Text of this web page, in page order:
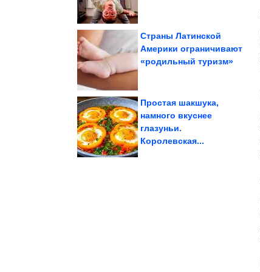
Простой маринад, после
получается...
Страны Латинской
Америки ограничивают
«родильный туризм»
Зачем нужна
эмоциональная уборка
Простая шакшука,
намного вкуснее
глазуньи.
Королевская...